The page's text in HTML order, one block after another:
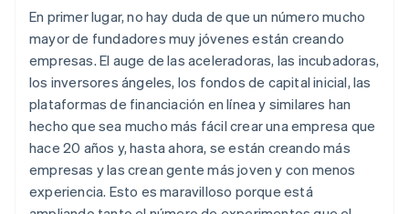
En primer lugar, no hay duda de que un número mucho
mayor de fundadores muy jóvenes están creando
empresas. El auge de las aceleradoras, las incubadoras,
los inversores ángeles, los fondos de capital inicial, las
plataformas de financiación en línea y similares han
hecho que sea mucho más fácil crear una empresa que
hace 20 años y, hasta ahora, se están creando más
empresas y las crean gente más joven y con menos
experiencia. Esto es maravilloso porque está